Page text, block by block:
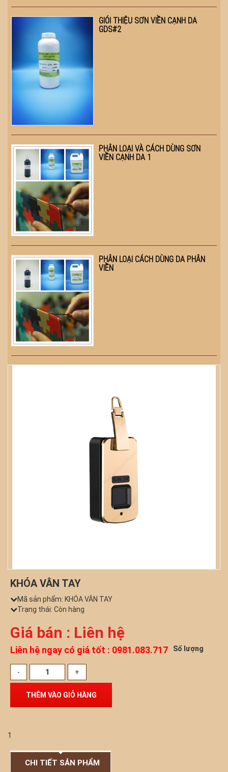
GIÓI THIỆU SƠN VIỀN CẠNH DA
GDS#2
PHÂN LOẠI VÀ CÁCH DÙNG SƠN
VIỀN CẠNH DA 1
PHÂN LOẠI CÁCH DÙNG DA PHÂN
VIỀN
KHÓA VÂN TAY
Mã sản phẩm: KHÓA VÂN TAY
Trạng thái: Còn hàng
Giá bán : Liên hệ
Liên hệ ngay có giá tốt : 0981.083.717 Số lượng
1
CHI TIẾT SẢN PHẨM